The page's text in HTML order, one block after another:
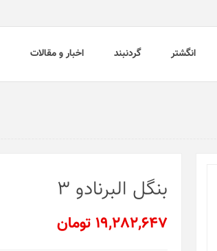
انگشتر گردنبند اخبار و مقالات
بنگل البرنادو 3
19,282,647 تومان